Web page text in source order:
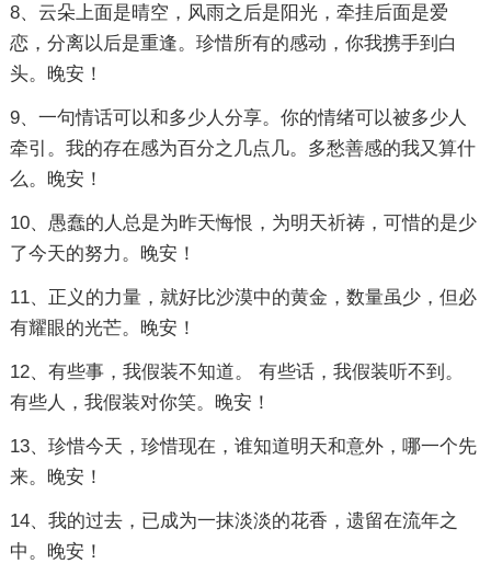
8、云朵上面是晴空，风雨之后是阳光，牵挂后面是爱
恋，分离以后是重逢。珍惜所有的感动，你我携手到白
头。晚安！
9、一句情话可以和多少人分享。你的情绪可以被多少人
牵引。我的存在感为百分之几点几。多愁善感的我又算什
么。晚安！
10、愚蠢的人总是为昨天悔恨，为明天祈祷，可惜的是少
了今天的努力。晚安！
11、正义的力量，就好比沙漠中的黄金，数量虽少，但必
有耀眼的光芒。晚安！
12、有些事，我假装不知道。 有些话，我假装听不到。
有些人，我假装对你笑。晚安！
13、珍惜今天，珍惜现在，谁知道明天和意外，哪一个先
来。晚安！
14、我的过去，已成为一抹淡淡的花香，遗留在流年之
中。晚安！